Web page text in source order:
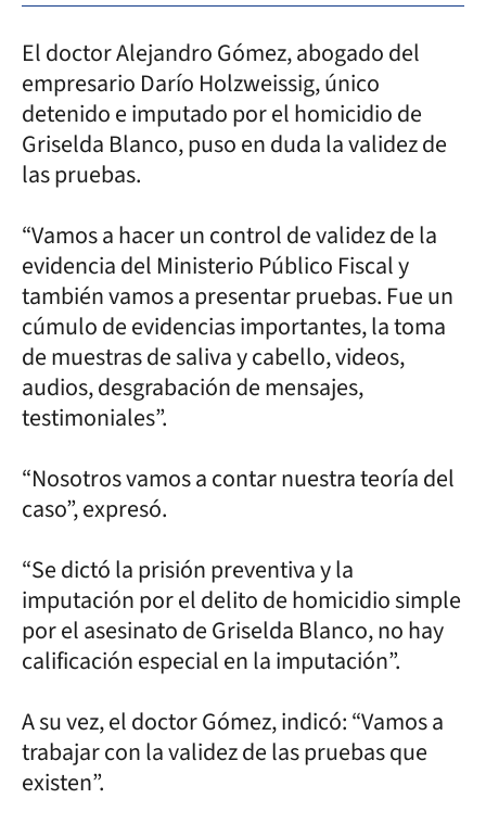
El doctor Alejandro Gómez, abogado del
empresario Darío Holzweissig, único
detenido e imputado por el homicidio de
Griselda Blanco, puso en duda la validez de
las pruebas.
“Vamos a hacer un control de validez de la
evidencia del Ministerio Público Fiscal y
también vamos a presentar pruebas. Fue un
cúmulo de evidencias importantes, la toma
de muestras de saliva y cabello, videos,
audios, desgrabación de mensajes,
testimoniales”.
“Nosotros vamos a contar nuestra teoría del
caso”, expresó.
“Se dictó la prisión preventiva y la
imputación por el delito de homicidio simple
por el asesinato de Griselda Blanco, no hay
calificación especial en la imputación”.
A su vez, el doctor Gómez, indicó: “Vamos a
trabajar con la validez de las pruebas que
existen”.